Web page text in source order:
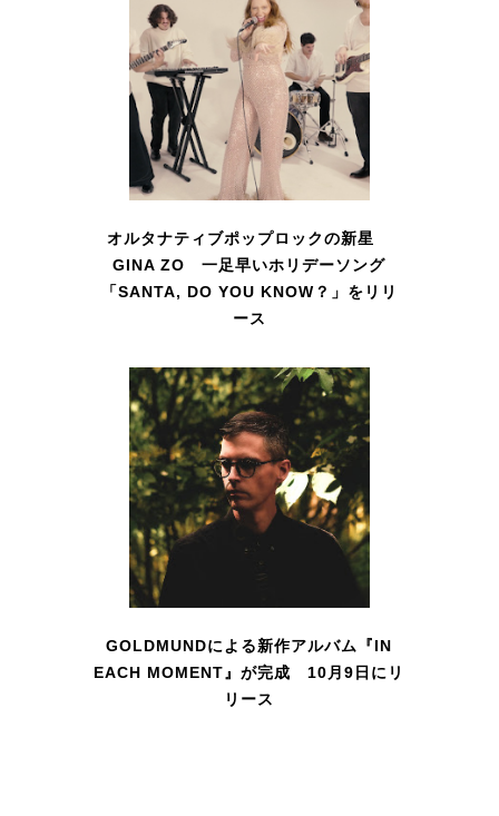
オルタナティブポップロックの新星
GINA ZO 一足早いホリデーソング
「SANTA, DO YOU KNOW？」をリリ
ース
GOLDMUNDによる新作アルバム『IN
EACH MOMENT』が完成 10月9日にリ
リース